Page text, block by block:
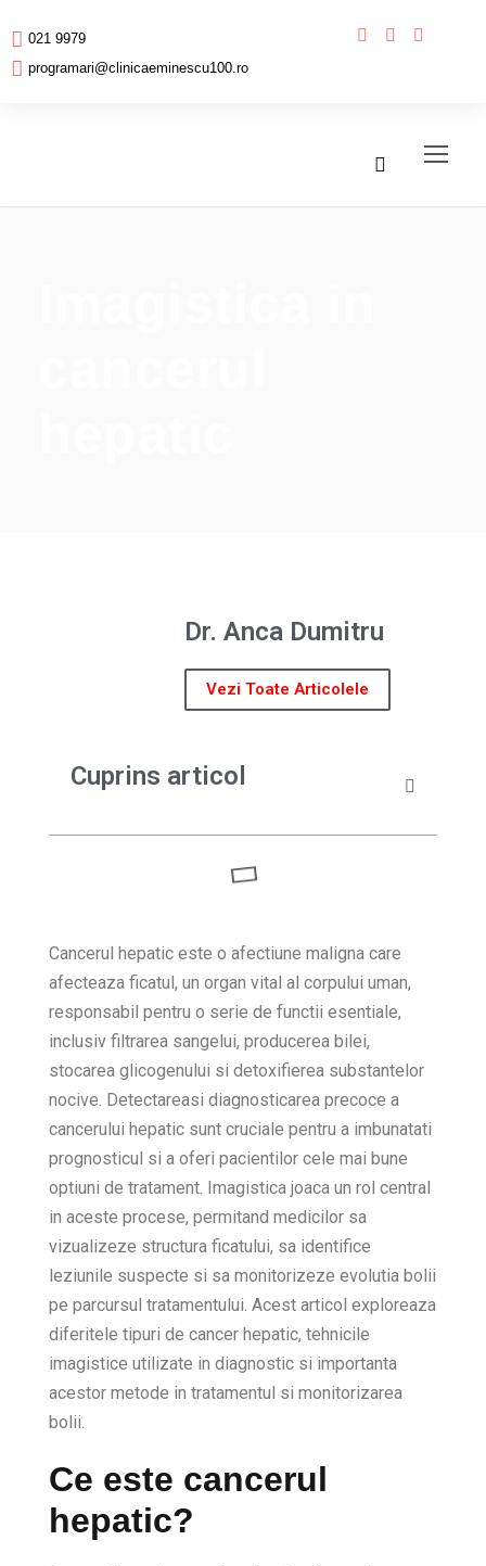
021 9979
programari@clinicaeminescu100.ro
Dr. Anca Dumitru
Vezi Toate Articolele
Cuprins articol
Cancerul hepatic este o afectiune maligna care
afecteaza ficatul, un organ vital al corpului uman,
responsabil pentru o serie de functii esentiale,
inclusiv filtrarea sangelui, producerea bilei,
stocarea glicogenului si detoxifierea substantelor
nocive. Detectareasi diagnosticarea precoce a
cancerului hepatic sunt cruciale pentru a imbunatati
prognosticul si a oferi pacientilor cele mai bune
optiuni de tratament. Imagistica joaca un rol central
in aceste procese, permitand medicilor sa
vizualizeze structura ficatului, sa identifice
leziunile suspecte si sa monitorizeze evolutia bolii
pe parcursul tratamentului. Acest articol exploreaza
diferitele tipuri de cancer hepatic, tehnicile
imagistice utilizate in diagnostic si importanta
acestor metode in tratamentul si monitorizarea
bolii.
Ce este cancerul
hepatic?